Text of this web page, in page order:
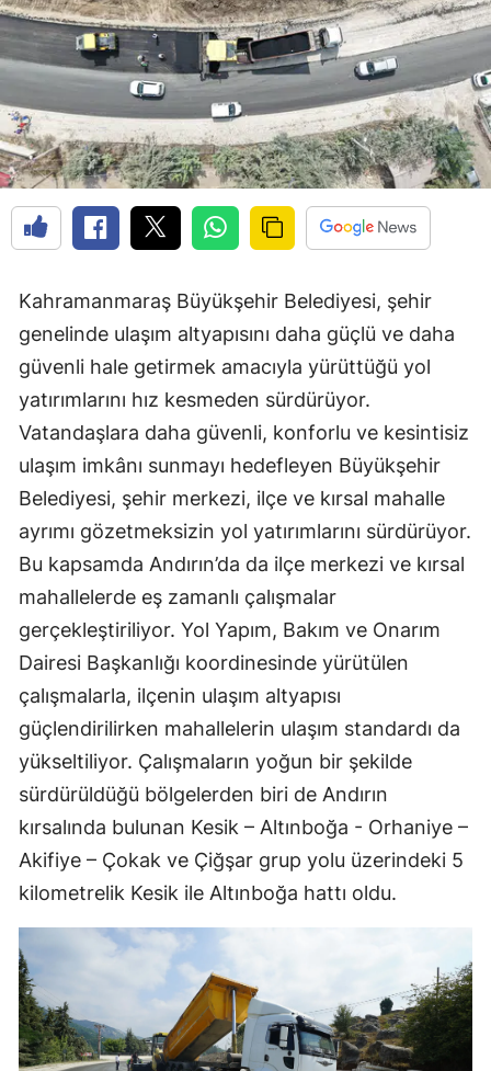
Kahramanmaraş Büyükşehir Belediyesi, şehir
genelinde ulaşım altyapısını daha güçlü ve daha
güvenli hale getirmek amacıyla yürüttüğü yol
yatırımlarını hız kesmeden sürdürüyor.
Vatandaşlara daha güvenli, konforlu ve kesintisiz
ulaşım imkânı sunmayı hedefleyen Büyükşehir
Belediyesi, şehir merkezi, ilçe ve kırsal mahalle
ayrımı gözetmeksizin yol yatırımlarını sürdürüyor.
Bu kapsamda Andırın’da da ilçe merkezi ve kırsal
mahallelerde eş zamanlı çalışmalar
gerçekleştiriliyor. Yol Yapım, Bakım ve Onarım
Dairesi Başkanlığı koordinesinde yürütülen
çalışmalarla, ilçenin ulaşım altyapısı
güçlendirilirken mahallelerin ulaşım standardı da
yükseltiliyor. Çalışmaların yoğun bir şekilde
sürdürüldüğü bölgelerden biri de Andırın
kırsalında bulunan Kesik – Altınboğa - Orhaniye –
Akifiye – Çokak ve Çiğşar grup yolu üzerindeki 5
kilometrelik Kesik ile Altınboğa hattı oldu.